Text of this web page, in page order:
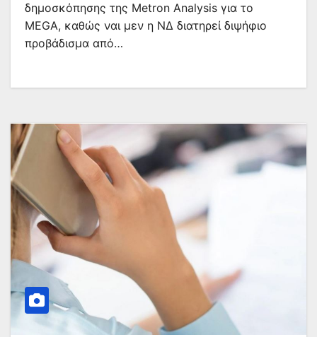
δημοσκόπησης της Metron Analysis για το
MEGA, καθώς ναι μεν η ΝΔ διατηρεί διψήφιο
προβάδισμα από…